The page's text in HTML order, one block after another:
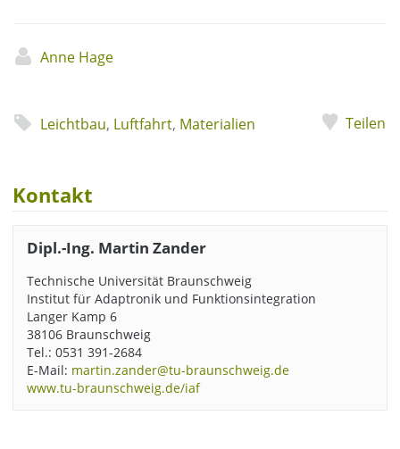
Anne Hage
Leichtbau, Luftfahrt, Materialien Teilen
Kontakt
Dipl.-Ing. Martin Zander
Technische Universität Braunschweig
Institut für Adaptronik und Funktionsintegration
Langer Kamp 6
38106 Braunschweig
Tel.: 0531 391-2684
E-Mail: martin.zander@tu-braunschweig.de
www.tu-braunschweig.de/iaf